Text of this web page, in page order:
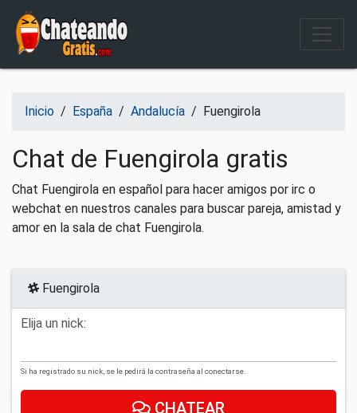
Salir del contenido
Inicio / España / Andalucía / Fuengirola
Chat de Fuengirola gratis
Chat Fuengirola en español para hacer amigos por irc o
webchat en nuestros canales para buscar pareja, amistad y
amor en la sala de chat Fuengirola.
Fuengirola
Elija un nick:
Si ha registrado su nick, se le pedirá la contraseña al conectarse.
CHATEAR